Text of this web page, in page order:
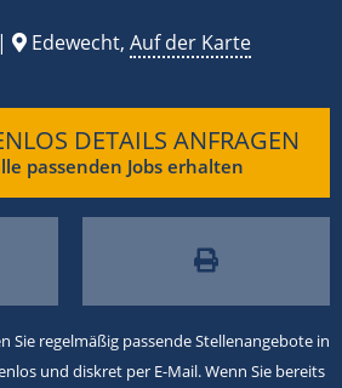
Edewecht, Auf der Karte
DETAILS ANFRAGEN
passenden Jobs erhalten
Sie regelmäßig passende Stellenangebote in
und diskret per E-Mail. Wenn Sie bereits